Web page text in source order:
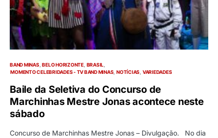
BAND MINAS BELO HORIZONTE BRASIL
MOMENTO CELEBRIDADES - TV BAND MINAS NOTÍCIAS VARIEDADES
Baile da Seletiva do Concurso de
Marchinhas Mestre Jonas acontece neste
sábado
Concurso de Marchinhas Mestre Jonas – Divulgação. No dia